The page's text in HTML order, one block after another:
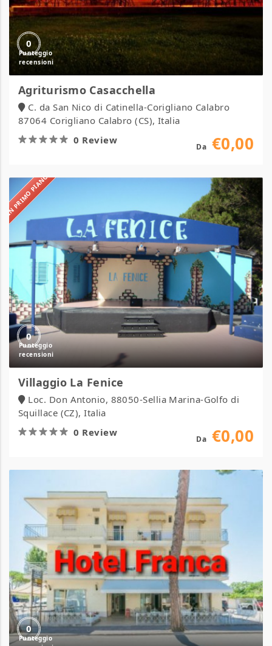
0
Agriturismo Casacchella
C. da San Nico di Catinella-Corigliano Calabro
87064 Corigliano Calabro (CS), Italia
0 Review
Da €0,00
IN PRIMO PIANO
0
Fenice
Villaggio La Fenice
Loc. Don Antonio, 88050-Sellia Marina-Golfo di
Squillace (CZ), Italia
0 Review
Da €0,00
0
Franca